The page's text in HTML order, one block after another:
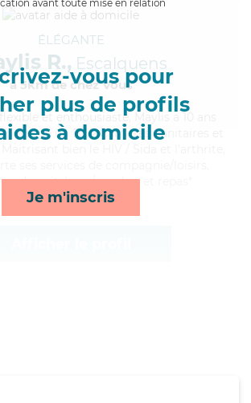
avant toute mise en relation
vous pour
plus de profils
à domicile
Je m'inscris
ÉLÉGANTE
R., Escalquens
à 5km de chez Vous
, flexible et enthousiaste, Maylis a 10 ans
possède un BEP Carrières Sanitaires et
de nuit, lever/coucher et repas*